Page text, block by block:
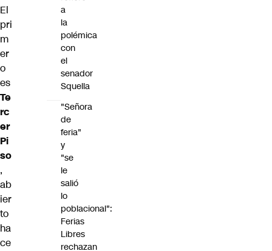
El
pri
m
er
o
es
Te
rc
er
Pi
so
,
ab
ier
to
ha
ce
a
la
polémica
con
el
senador
Squella
"Señora
de
feria"
y
"se
le
salió
lo
poblacional":
Ferias
Libres
rechazan